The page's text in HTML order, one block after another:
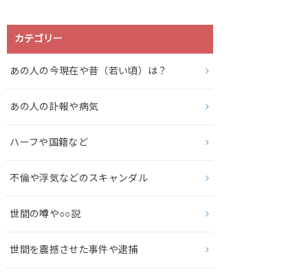
カテゴリー
あの人の今現在や昔（若い頃）は？
あの人の訃報や病気
ハーフや国籍など
不倫や浮気などのスキャンダル
世間の噂や○○説
世間を震撼させた事件や逮捕